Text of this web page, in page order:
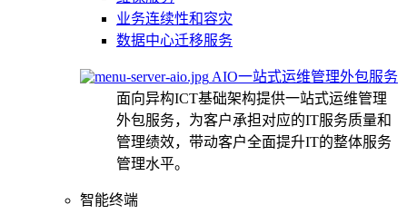
业务连续性和容灾
数据中心迁移服务
AIO一站式运维管理外包服务
面向异构ICT基础架构提供一站式运维管理
外包服务，为客户承担对应的IT服务质量和
管理绩效，带动客户全面提升IT的整体服务
管理水平。
智能终端